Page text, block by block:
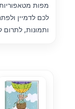
מפות
לכם לדמיין
ותמונות, לתרום